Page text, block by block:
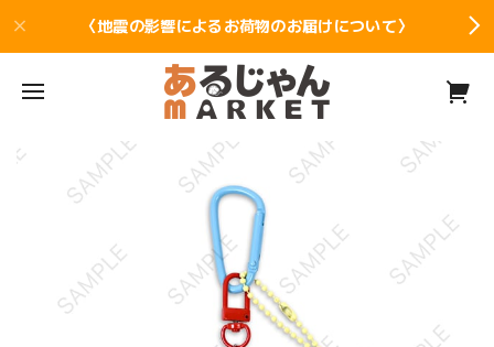
〈地震の影響によるお荷物のお届けについて〉